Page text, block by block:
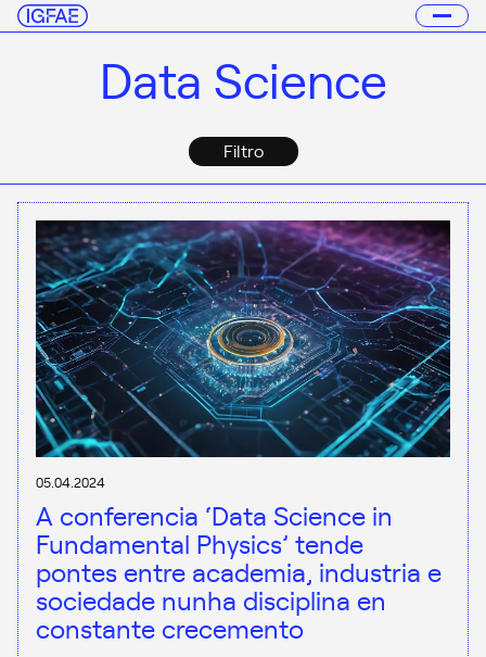
Data Science
Filtro
05.04.2024
A conferencia ‘Data Science in
Fundamental Physics’ tende
pontes entre academia, industria e
sociedade nunha disciplina en
constante crecemento